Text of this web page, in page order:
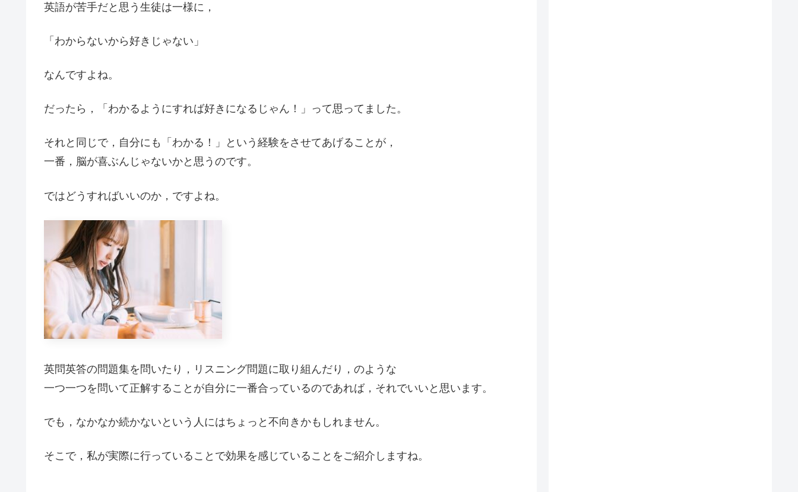
英語が苦手だと思う生徒は一様に，
「わからないから好きじゃない」
なんですよね。
だったら，「わかるようにすれば好きになるじゃん！」って思ってました。
それと同じで，自分にも「わかる！」という経験をさせてあげることが，
一番，脳が喜ぶんじゃないかと思うのです。
ではどうすればいいのか，ですよね。
英問英答の問題集を問いたり，リスニング問題に取り組んだり，のような
一つ一つを問いて正解することが自分に一番合っているのであれば，それでいいと思います。
でも，なかなか続かないという人にはちょっと不向きかもしれません。
そこで，私が実際に行っていることで効果を感じていることをご紹介しますね。